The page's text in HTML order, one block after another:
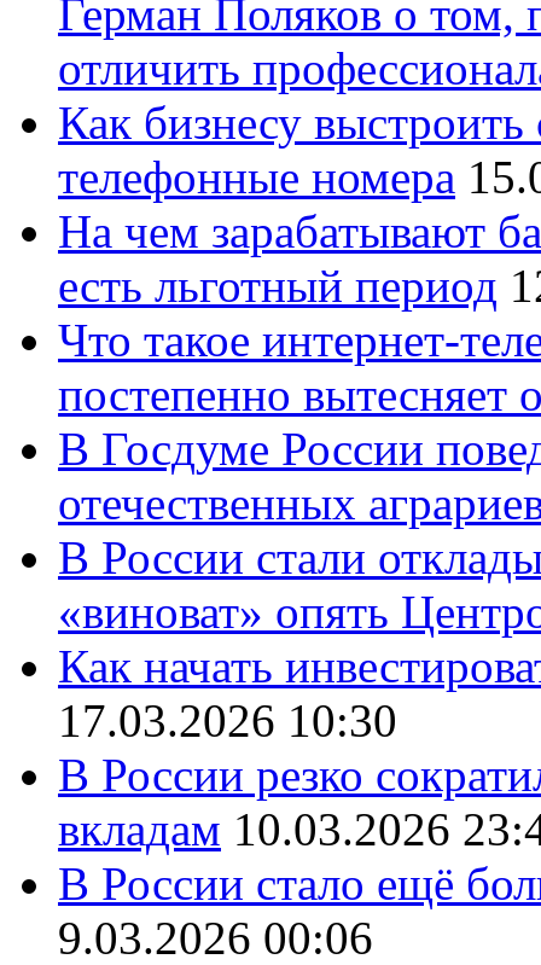
Герман Поляков о том,
отличить
Как бизнесу
телефонные номера
На чем зарабатывают
есть льготный период
Что такое интернет-
постепенно вытесняет
В Госдуме России
отечественных
В России стали
«виноват» опять
Как начать
17.03.2026 10:30
В России резко
вкладам 10.03.2026
В России стало ещё
9.03.2026 00:06